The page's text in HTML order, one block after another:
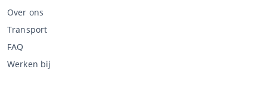
Over ons
Transport
FAQ
Werken bij